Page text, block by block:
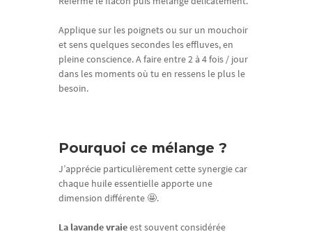
Applique sur les poignets ou sur un mouchoir
et sens quelques secondes les effluves, en
pleine conscience. A faire entre 2 à 4 fois / jour
dans les moments où tu en ressens le plus le
besoin.
Pourquoi ce mélange ?
J’apprécie particulièrement cette synergie car
chaque huile essentielle apporte une
dimension différente 🤩.
La lavande vraieest souvent considérée